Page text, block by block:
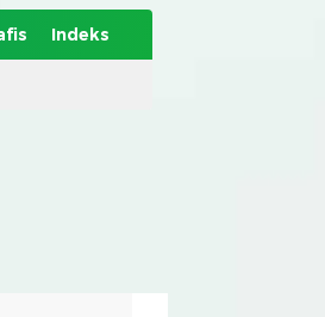
Indeks